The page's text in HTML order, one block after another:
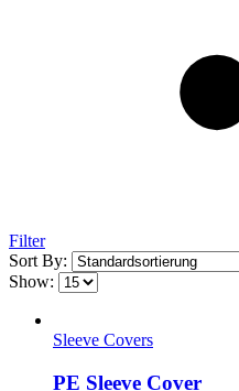
Filter
Sort By:
Show:
Sleeve Covers
PE Sleeve Cover